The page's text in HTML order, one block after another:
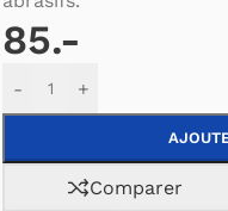
85.-
- +
Alternative:
Comparer